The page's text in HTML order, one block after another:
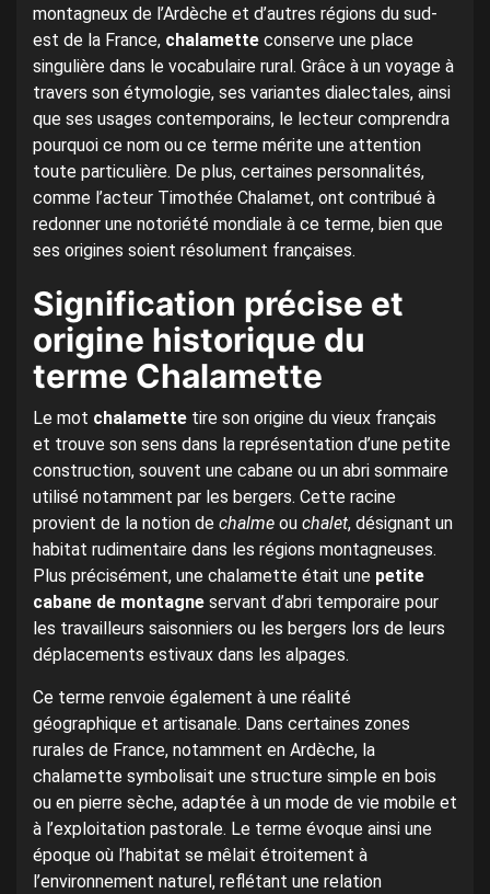
montagneux de l’Ardèche et d’autres régions du sud-
est de la France, chalamette conserve une place
singulière dans le vocabulaire rural. Grâce à un voyage à
travers son étymologie, ses variantes dialectales, ainsi
que ses usages contemporains, le lecteur comprendra
pourquoi ce nom ou ce terme mérite une attention
toute particulière. De plus, certaines personnalités,
comme l’acteur Timothée Chalamet, ont contribué à
redonner une notoriété mondiale à ce terme, bien que
ses origines soient résolument françaises.
Signification précise et
origine historique du
terme Chalamette
Le mot chalamette tire son origine du vieux français
et trouve son sens dans la représentation d’une petite
construction, souvent une cabane ou un abri sommaire
utilisé notamment par les bergers. Cette racine
provient de la notion de chalme ou chalet, désignant un
habitat rudimentaire dans les régions montagneuses.
Plus précisément, une chalamette était une petite
cabane de montagne servant d’abri temporaire pour
les travailleurs saisonniers ou les bergers lors de leurs
déplacements estivaux dans les alpages.
Ce terme renvoie également à une réalité
géographique et artisanale. Dans certaines zones
rurales de France, notamment en Ardèche, la
chalamette symbolisait une structure simple en bois
ou en pierre sèche, adaptée à un mode de vie mobile et
à l’exploitation pastorale. Le terme évoque ainsi une
époque où l’habitat se mêlait étroitement à
l’environnement naturel, reflétant une relation